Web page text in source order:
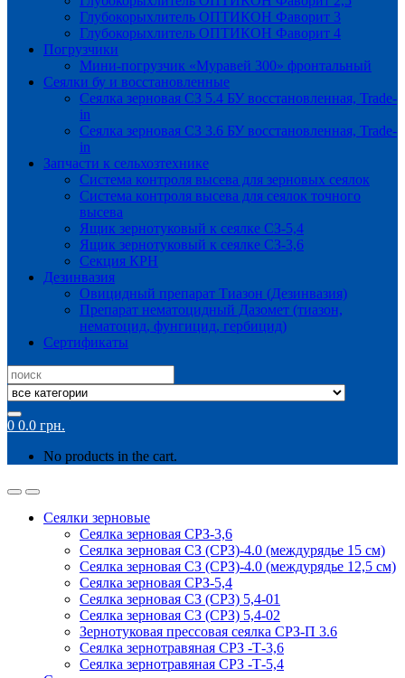
Глубокорыхлитель ОПТИКОН Фаворит 3
Глубокорыхлитель ОПТИКОН Фаворит 4
Погрузчики
Мини-погрузчик «Муравей 300» фронтальный
Сеялки бу и восстановленные
Сеялка зерновая СЗ 5.4 БУ восстановленная, Trade-
in
Сеялка зерновая СЗ 3.6 БУ восстановленная, Trade-
in
Запчасти к сельхозтехнике
Система контроля высева для зерновых сеялок
Система контроля высева для сеялок точного
высева
Ящик зернотуковый к сеялке СЗ-5,4
Ящик зернотуковый к сеялке СЗ-3,6
Секция КРН
Дезинвазия
Овицидный препарат Тиазон (Дезинвазия)
Препарат нематоцидный Дазомет (тиазон,
нематоцид, фунгицид, гербицид)
Сертификаты
Search
for:
0 0.0 грн.
No products in the cart.
Сеялки зерновые
Сеялка зерновая СРЗ-3,6
Сеялка зерновая СЗ (СРЗ)-4.0 (междурядье 15 см)
Сеялка зерновая СЗ (СРЗ)-4.0 (междурядье 12,5 см)
Сеялка зерновая СРЗ-5,4
Сеялка зерновая СЗ (СРЗ) 5,4-01
Сеялка зерновая СЗ (СРЗ) 5,4-02
Зернотуковая прессовая сеялка СРЗ-П 3.6
Сеялка зернотравяная СРЗ -Т-3,6
Сеялка зернотравяная СРЗ -Т-5,4